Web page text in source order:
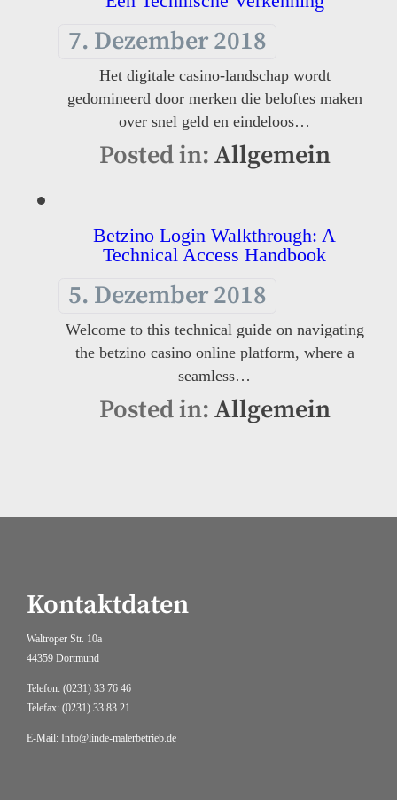
7. Dezember 2018
Het digitale casino-landschap wordt
gedomineerd door merken die beloftes maken
over snel geld en eindeloos…
Posted in: Allgemein
Betzino Login Walkthrough: A
Technical Access Handbook
5. Dezember 2018
Welcome to this technical guide on navigating
the betzino casino online platform, where a
seamless…
Posted in: Allgemein
Kontaktdaten
Waltroper Str. 10a
44359 Dortmund
Telefon: (0231) 33 76 46
Telefax: (0231) 33 83 21
E-Mail: Info@linde-malerbetrieb.de